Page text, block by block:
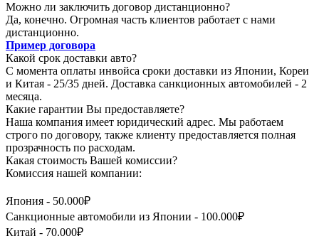
Можно ли заключить договор дистанционно?
Да, конечно. Огромная часть клиентов работает с нами
дистанционно.
Пример договора
Какой срок доставки авто?
С момента оплаты инвойса сроки доставки из Японии, Кореи
и Китая - 25/35 дней. Доставка санкционных автомобилей - 2
месяца.
Какие гарантии Вы предоставляете?
Наша компания имеет юридический адрес. Мы работаем
строго по договору, также клиенту предоставляется полная
прозрачность по расходам.
Какая стоимость Вашей комиссии?
Комиссия нашей компании:
Япония - 50.000₽
Санкционные автомобили из Японии - 100.000₽
Китай - 70.000₽